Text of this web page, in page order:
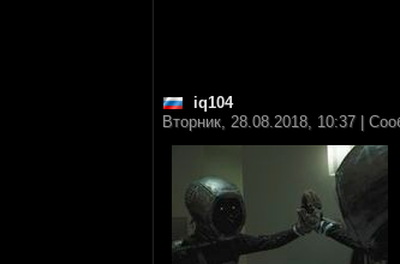
iq104
Вторник, 28.08.2018, 10:37 |